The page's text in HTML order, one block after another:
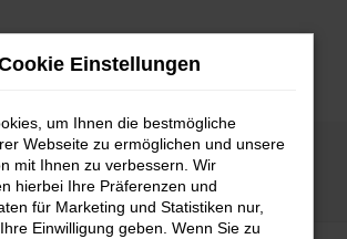
VW VW T-Cross für Hamburg
Einstellungen
um Ihnen die bestmögliche
Webseite zu ermöglichen und unsere
mit Ihnen zu verbessern. Wir
hierbei Ihre Präferenzen und
für Marketing und Statistiken nur,
Einwilligung geben. Wenn Sie zu